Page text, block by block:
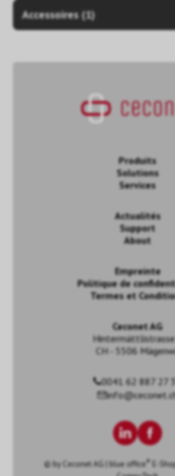
Accessoires (1)
Produits
Solutions
Services
Actualités
Support
About
Empreinte
Politique de
Termes et
Ceconet AG
CH - 5506
0041 62 887 27
© by Ceconet AG blue office ®
E-